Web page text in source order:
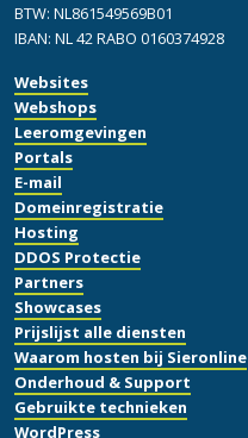
Websites
Webshops
Leeromgevingen
Portals
E-mail
Domeinregistratie
Hosting
DDOS Protectie
Partners
Showcases
Prijslijst alle diensten
Waarom hosten bij Sieronline
Onderhoud & Support
Gebruikte technieken
WordPress
BTW: NL861549569B01
IBAN: NL 42 RABO 0160374928